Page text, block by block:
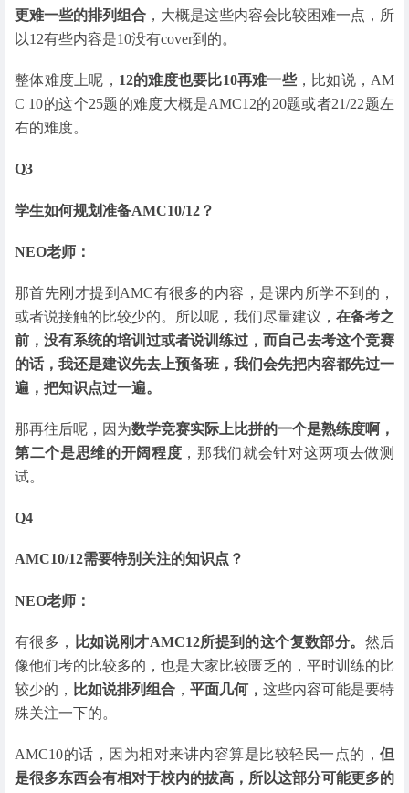
更难一些的排列组合 ，大概是这些内容会比较困难一点，所
以12有些内容是10没有cover到的。
整体难度上呢， 12的难度也要比10再难一些，比如说，AM
C 10的这个25题的难度大概是AMC12的20题或者21/22题左
右的难度。
Q3
学生如何规划准备AMC10/12？
NEO老师：
那首先刚才提到AMC有很多的内容，是课内所学不到的，
或者说接触的比较少的。所以呢，我们尽量建议， 在备考之
前，没有系统的培训过或者说训练过，而自己去考这个竞赛
的话，我还是建议先去上预备班，我们会先把内容都先过一
遍，把知识点过一遍。
那再往后呢，因为数学竞赛实际上比拼的一个是熟练度啊，
第二个是思维的开阔程度 ，那我们就会针对这两项去做测
试。
Q4
AMC10/12需要特别关注的知识点？
NEO老师：
有很多， 比如说刚才AMC12所提到的这个复数部分。 然后
像他们考的比较多的，也是大家比较匮乏的，平时训练的比
较少的， 比如说排列组合 ， 平面几何， 这些内容可能是要特
殊关注一下的。
AMC10的话，因为相对来讲内容算是比较轻民一点的， 但
是很多东西会有相对于校内的拔高， 所以这部分可能更多的